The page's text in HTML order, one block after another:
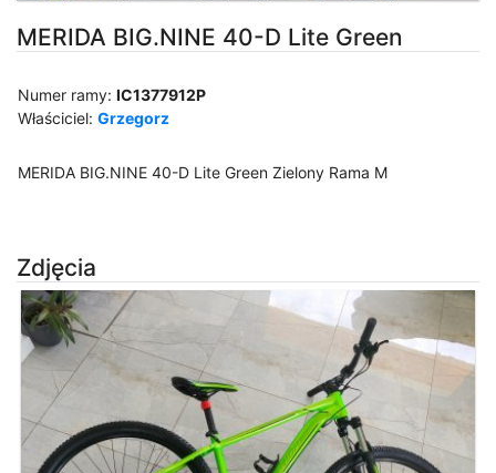
MERIDA BIG.NINE 40-D Lite Green
Numer ramy:IC1377912P
Właściciel:Grzegorz
MERIDA BIG.NINE 40-D Lite Green Zielony Rama M
Zdjęcia